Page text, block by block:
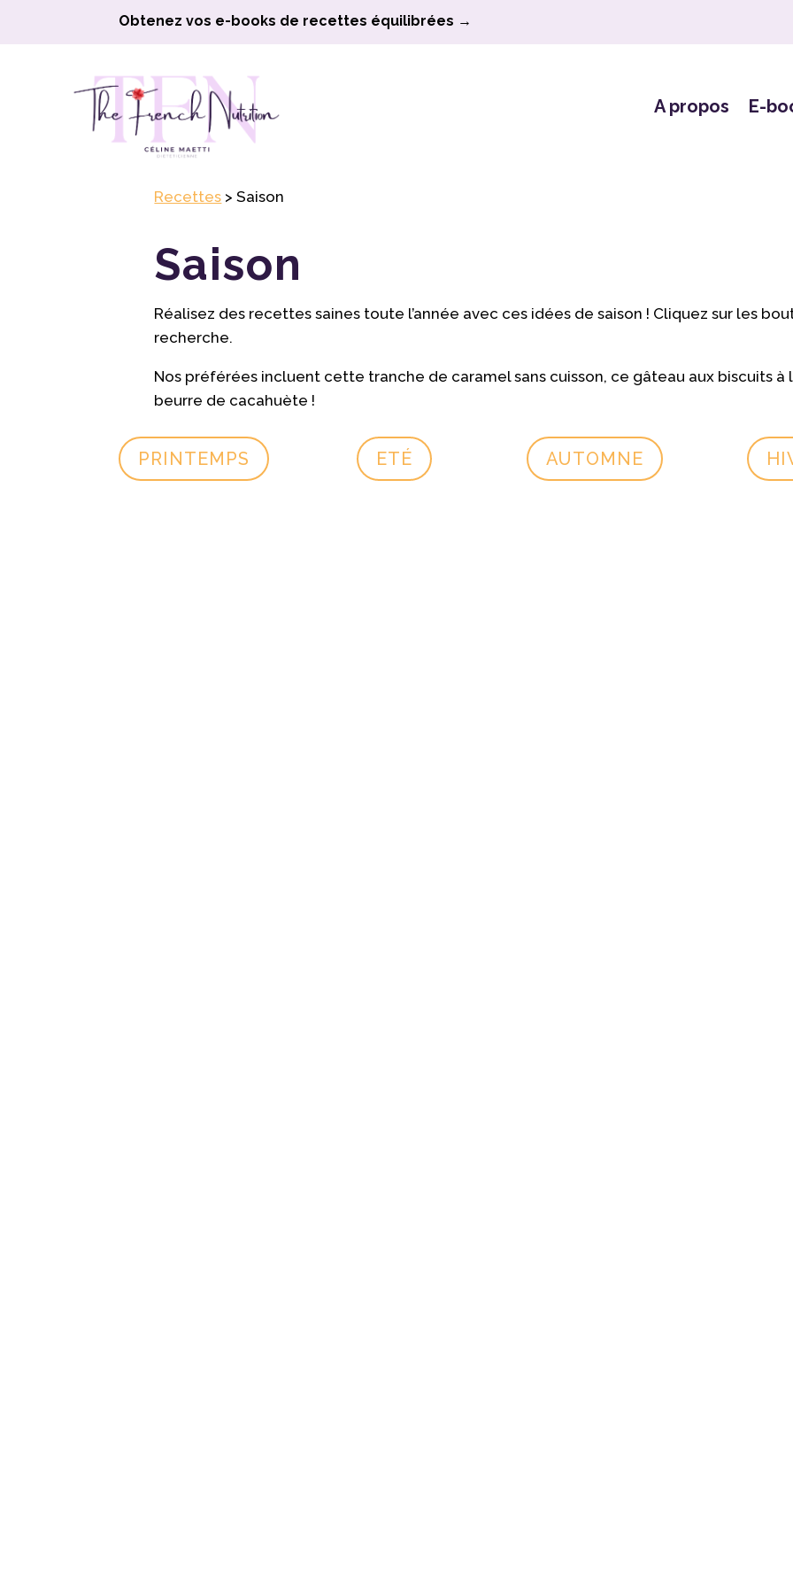
Obtenez vos e-books de recettes équilibrées →
A propos E-
Recettes > Saison
Saison
Réalisez des recettes saines toute l’année avec ces idées de saison ! Cliquez sur les
recherche.
Nos préférées incluent cette tranche de caramel sans cuisson, ce gâteau aux biscuits
beurre de cacahuète !
PRINTEMPS ETÉ AUTOMNE